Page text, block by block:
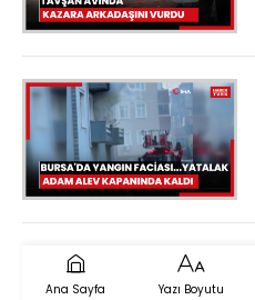
Ana Sayfa Yazı Boyutu